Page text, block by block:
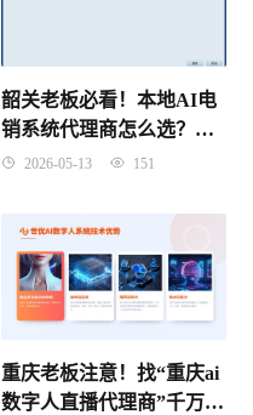
韶关老板必看！本地AI电
销系统代理商怎么选？别
再被“假智能”割韭菜了！
2026-05-13 151
重庆老板注意！找“重庆ai
数字人直播代理商”千万别